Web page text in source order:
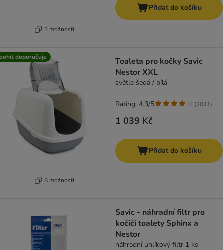
3 možností
Přidat do košíku
doporučuje
8 možností
Toaleta pro kočky Savic
Nestor XXL
světle šedá / bílá
1 039 Kč
Rating: 4.3/5 (2041)
Přidat do košíku
Savic - náhradní filtr pro
kočičí toalety Sphinx a
Nestor
náhradní uhlíkový filtr 1 ks